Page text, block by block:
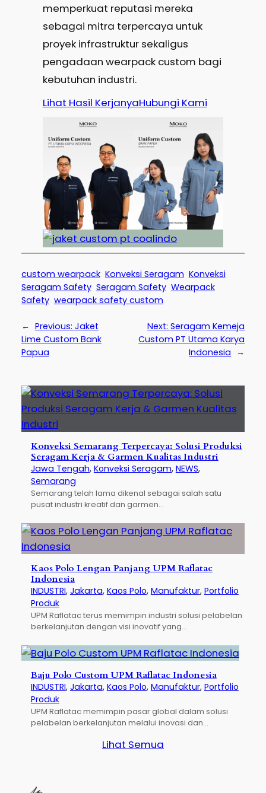
memperkuat reputasi mereka
sebagai mitra terpercaya untuk
proyek infrastruktur sekaligus
pengadaan wearpack custom bagi
kebutuhan industri.
Lihat Hasil KerjanyaHubungi Kami
custom wearpack Konveksi Seragam Konveksi
Seragam Safety Seragam Safety Wearpack
Safety wearpack safety custom
← Previous: Jaket
Lime Custom Bank
Papua
Next:Seragam Kemeja
Custom PT Utama Karya
Indonesia →
Konveksi Semarang Terpercaya: Solusi Produksi
Seragam Kerja & Garmen Kualitas Industri
Jawa Tengah, Konveksi Seragam, NEWS,
Semarang
Semarang telah lama dikenal sebagai salah satu
pusat industri kreatif dan garmen…
Kaos Polo Lengan Panjang UPM Raflatac
Indonesia
INDUSTRI, Jakarta, Kaos Polo, Manufaktur, Portfolio
Produk
UPM Raflatac terus memimpin industri solusi pelabelan
berkelanjutan dengan visi inovatif yang…
Baju Polo Custom UPM Raflatac Indonesia
INDUSTRI, Jakarta, Kaos Polo, Manufaktur, Portfolio
Produk
UPM Raflatac memimpin pasar global dalam solusi
pelabelan berkelanjutan melalui inovasi dan…
Lihat Semua